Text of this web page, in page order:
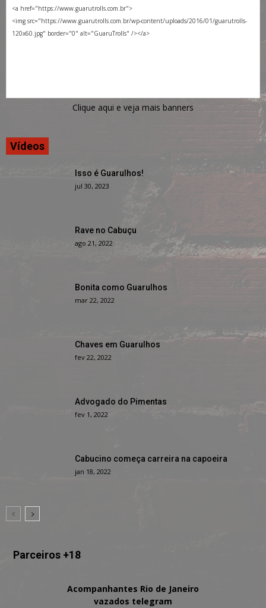
Clique aqui e veja mais banners
Vídeos
Isso é Guarulhos!
jul 30, 2023
Rave no Cabuçu
ago 21, 2022
Bonita como Guarulhos
mar 22, 2022
Chaves em Guarulhos
fev 22, 2022
Advogado do Pimentas
fev 1, 2022
Cabucino começa carreira na capoeira
jan 18, 2022
Parceiros +18
Acompanhantes Rio de Janeiro
vazados telegram